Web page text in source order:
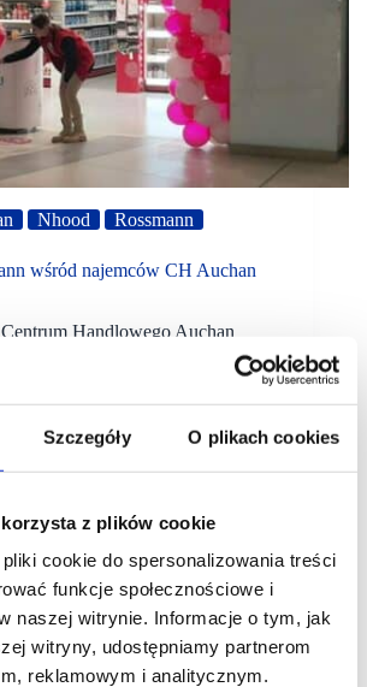
Szczegóły O plikach cookies
z plików cookie
cookie do spersonalizowania treści
funkcje społecznościowe i
naszej witrynie. Informacje o tym, jak
witryny, udostępniamy partnerom
reklamowym i analitycznym.
Nhood Rossmann
wśród najemców CH Auchan
Handlowego Auchan
się o markę Rossmann. Od 20
robić zakupy w salonie,